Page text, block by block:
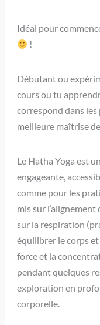
Idéal pour
!
Débutant ou
cours ou tu
correspond dans
meilleure maîtrise
Le Hatha Yoga est
engageante,
comme pour les
mis sur
sur la respiration
équilibrer le corps
force et la
pendant quelques
exploration en
corporelle.